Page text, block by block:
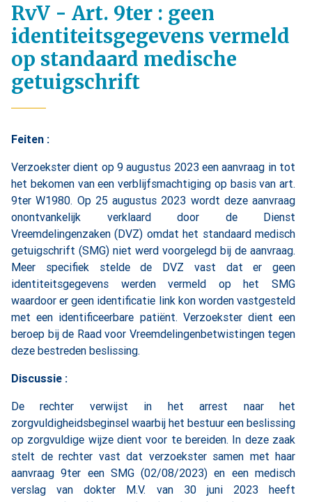
RvV - Art. 9ter : geen
identiteitsgegevens vermeld
op standaard medische
getuigschrift
Feiten :
Verzoekster dient op 9 augustus 2023 een aanvraag in tot
het bekomen van een verblijfsmachtiging op basis van art.
9ter W1980. Op 25 augustus 2023 wordt deze aanvraag
onontvankelijk verklaard door de Dienst
Vreemdelingenzaken (DVZ) omdat het standaard medisch
getuigschrift (SMG) niet werd voorgelegd bij de aanvraag.
Meer specifiek stelde de DVZ vast dat er geen
identiteitsgegevens werden vermeld op het SMG
waardoor er geen identificatie link kon worden vastgesteld
met een identificeerbare patiënt. Verzoekster dient een
beroep bij de Raad voor Vreemdelingenbetwistingen tegen
deze bestreden beslissing.
Discussie :
De rechter verwijst in het arrest naar het
zorgvuldigheidsbeginsel waarbij het bestuur een beslissing
op zorgvuldige wijze dient voor te bereiden. In deze zaak
stelt de rechter vast dat verzoekster samen met haar
aanvraag 9ter een SMG (02/08/2023) en een medisch
verslag van dokter M.V. van 30 juni 2023 heeft